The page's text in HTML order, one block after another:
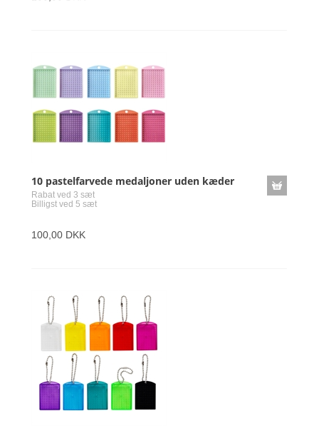
10 pastelfarvede medaljoner uden kæder
Rabat ved 3 sæt
Billigst ved 5 sæt
100,00 DKK